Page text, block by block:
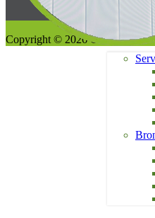
Copyright © 2026 G. A. van der